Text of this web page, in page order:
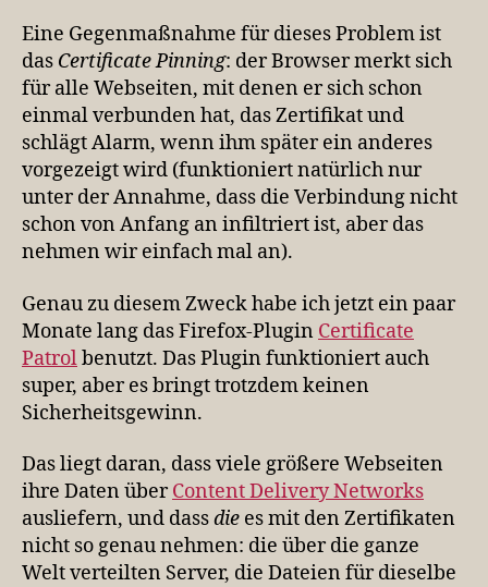
Eine Gegenmaßnahme für dieses Problem ist
das Certificate Pinning: der Browser merkt sich
für alle Webseiten, mit denen er sich schon
einmal verbunden hat, das Zertifikat und
schlägt Alarm, wenn ihm später ein anderes
vorgezeigt wird (funktioniert natürlich nur
unter der Annahme, dass die Verbindung nicht
schon von Anfang an infiltriert ist, aber das
nehmen wir einfach mal an).
Genau zu diesem Zweck habe ich jetzt ein paar
Monate lang das Firefox-Plugin Certificate
Patrolbenutzt. Das Plugin funktioniert auch
super, aber es bringt trotzdem keinen
Sicherheitsgewinn.
Das liegt daran, dass viele größere Webseiten
ihre Daten überContent Delivery Networks
ausliefern, und dassdie es mit den Zertifikaten
nicht so genau nehmen: die über die ganze
Welt verteilten Server, die Dateien für dieselbe